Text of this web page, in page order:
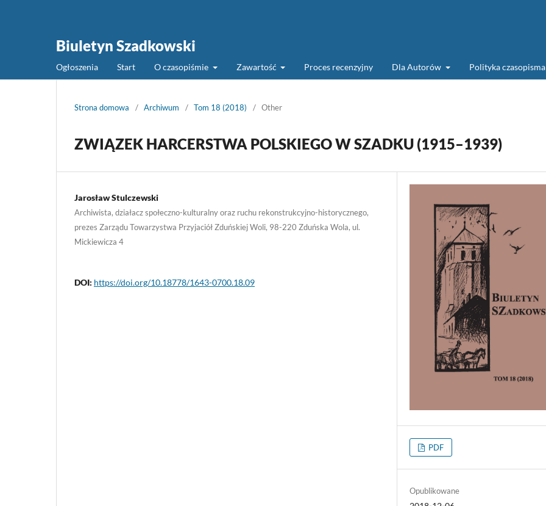
Biuletyn Szadkowski
Ogłoszenia Start O czasopiśmie Zawartość Proces recenzyjny Dla Autorów Polityka czasopisma
Strona domowa / Archiwum / Tom 18 (2018) / Other
ZWIĄZEK HARCERSTWA POLSKIEGO W SZADKU (1915–1939)
Jarosław Stulczewski
Archiwista, działacz społeczno-kulturalny oraz ruchu rekonstrukcyjno-historycznego,
prezes Zarządu Towarzystwa Przyjaciół Zduńskiej Woli, 98-220 Zduńska Wola, ul.
Mickiewicza 4
DOI: https://doi.org/10.18778/1643-0700.18.09
PDF
Opublikowane